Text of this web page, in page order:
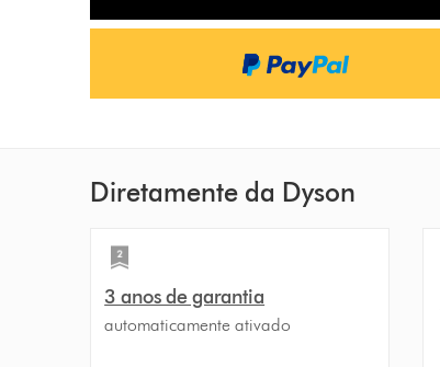
Diretamente da Dyson
3 anos de garantia
automaticamente ativado